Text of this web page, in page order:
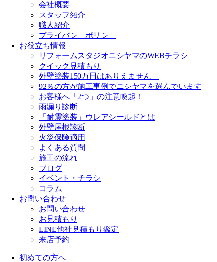
会社概要
スタッフ紹介
職人紹介
プライバシーポリシー
お役立ち情報
リフォームスタジオニシヤマのWEBチラシ
クイック見積もり
外壁塗装150万円はありえません！
92％の方が施工事例でニシヤマを選んでいます
お客様へ「2つ」の注意喚起！
雨漏り診断
「耐震塗装」ウレアシールドとは
外壁屋根診断
火災保険適用
よくある質問
施工の流れ
ブログ
イベント・チラシ
コラム
お問い合わせ
お問い合わせ
お見積もり
LINE他社見積もり鑑定
来店予約
初めての方へ